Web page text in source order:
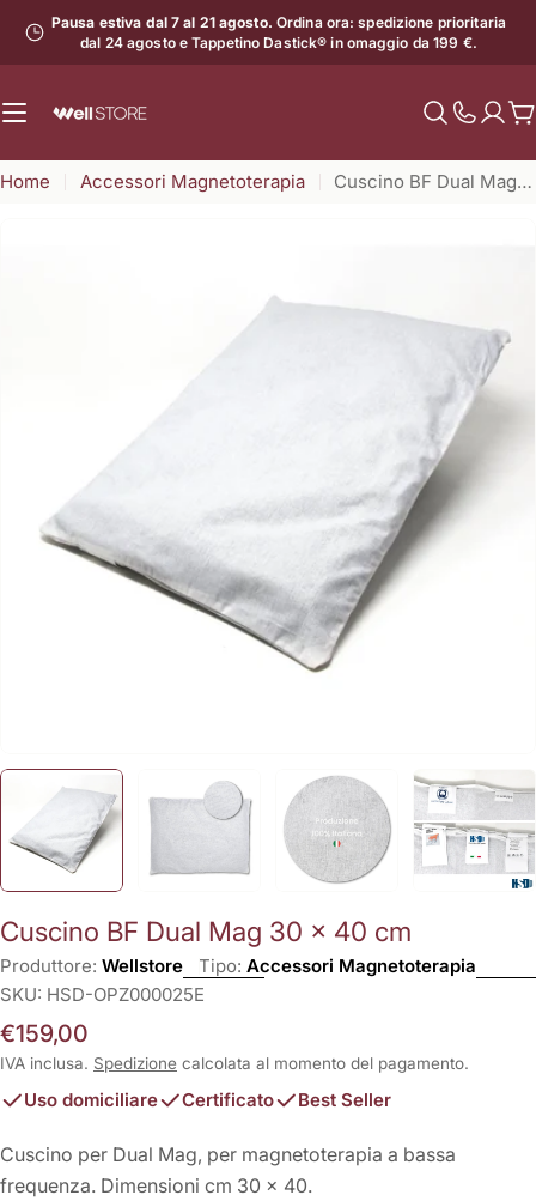
contenuto
Pausa estiva dal 7 al 21 agosto. Ordina ora: spedizione prioritaria
dal 24 agosto e Tappetino Dastick® in omaggio da 199 €.
il
numero
Home Accessori Magnetoterapia Cuscino BF Dual Mag 30 x 40 cm
Apri supporto 0 in modalità modale
Cuscino BF Dual Mag 30 x 40 cm
Produttore: Wellstore Tipo: Accessori Magnetoterapia
SKU: HSD-OPZ000025E
Prezzo
normale
€159,00
IVA inclusa. Spedizione calcolata al momento del pagamento.
Uso domiciliare Certificato Best Seller
Cuscino per Dual Mag, per magnetoterapia a bassa
frequenza. Dimensioni cm 30 x 40.